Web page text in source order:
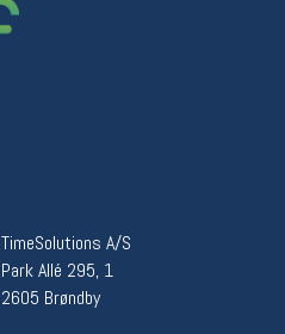
TimeSolutions A/S
Park Allé 295, 1
2605 Brøndby